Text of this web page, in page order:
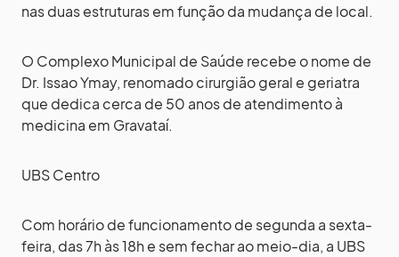
nas duas estruturas em função da mudança de local.
O Complexo Municipal de Saúde recebe o nome de
Dr. Issao Ymay, renomado cirurgião geral e geriatra
que dedica cerca de 50 anos de atendimento à
medicina em Gravataí.
UBS Centro
Com horário de funcionamento de segunda a sexta-
feira, das 7h às 18h e sem fechar ao meio-dia, a UBS